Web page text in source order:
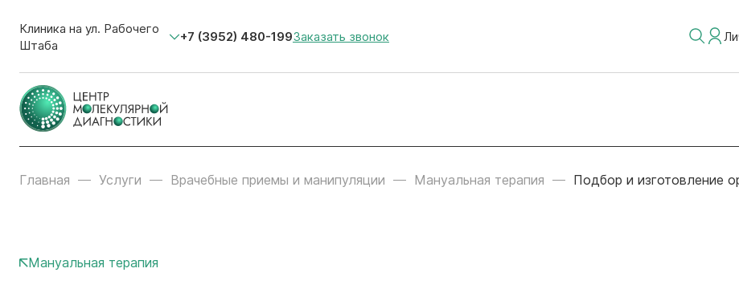
Клиника на ул. Рабочего
Штаба
+7 (3952) 480-199Заказать звонок
Главная Услуги Врачебные приемы и манипуляции Мануальная терапия Подбор и изготовление
Мануальная терапия